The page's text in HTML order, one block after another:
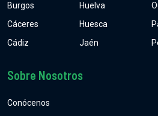
Burgos
Cáceres
Cádiz
Huelva
Huesca
Jaén
Sobre Nosotros
Conócenos